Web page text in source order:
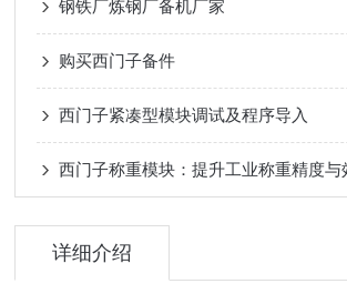
钢铁厂炼钢厂备机厂家
购买西门子备件
西门子紧凑型模块调试及程序导入
西门子称重模块：提升工业称重精度与
详细介绍